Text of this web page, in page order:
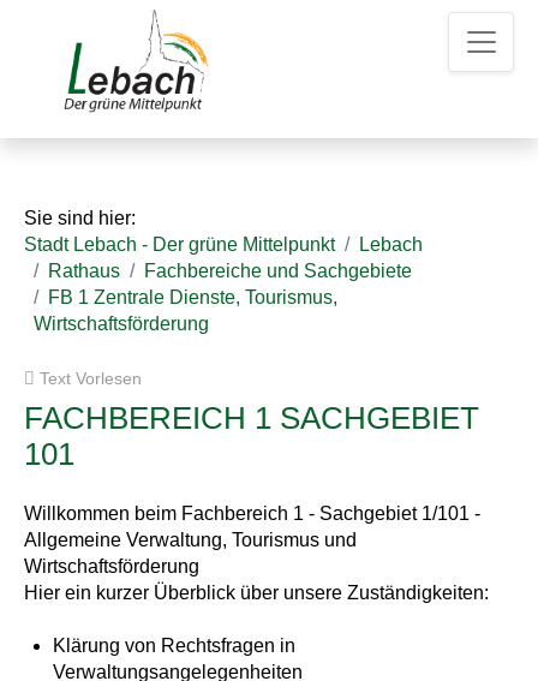
u
h
K
Sie sind hier:
Stadt Lebach - Der grüne Mittelpunkt
Lebach
Rathaus
Fachbereiche und Sachgebiete
FB 1 Zentrale Dienste, Tourismus,
Wirtschaftsförderung
Text Vorlesen
FACHBEREICH 1 SACHGEBIET
101
Willkommen beim Fachbereich 1 - Sachgebiet 1/101 -
Allgemeine Verwaltung, Tourismus und
Wirtschaftsförderung
Hier ein kurzer Überblick über unsere Zuständigkeiten:
Klärung von Rechtsfragen in
Verwaltungsangelegenheiten